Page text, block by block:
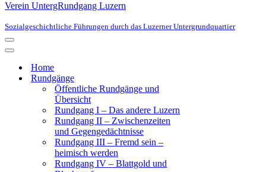
Verein UntergRundgang Luzern
Sozialgeschichtliche Führungen durch das Luzerner Untergrundquartier
Navigationsmenü
Navigationsmenü
Home
Rundgänge
Öffentliche Rundgänge und
Übersicht
Rundgang I – Das andere Luzern
Rundgang II – Zwischenzeiten
und Gegengedächtnisse
Rundgang III – Fremd sein –
heimisch werden
Rundgang IV – Blattgold und